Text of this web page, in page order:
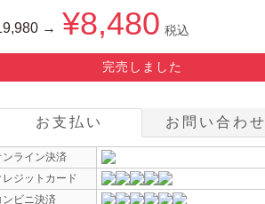
→ ¥8,480 税込
完売しました
お支払い お問い合わせ
ンライン決済
レジットカード
ンビニ決済